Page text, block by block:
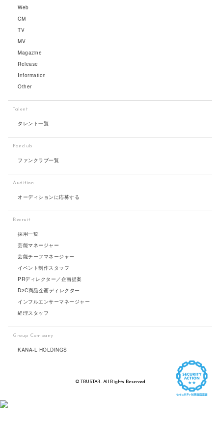
Web
CM
TV
MV
Magazine
Release
Information
Other
Talent
タレント一覧
Fanclub
ファンクラブ一覧
Audition
オーディションに応募する
Recruit
採用一覧
芸能マネージャー
芸能チーフマネージャー
イベント制作スタッフ
PRディレクター／企画提案
D2C商品企画ディレクター
インフルエンサーマネージャー
経理スタッフ
Group Company
KANA-L HOLDINGS
© TRUSTAR. All Rights Reserved